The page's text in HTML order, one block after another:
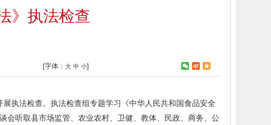
》执法检查
[字体： 大 中 小]
执法检查。执法检查组专题学习《中华人民共和国食品安全
会听取县市场监管、农业农村、卫健、教体、民政、商务、公